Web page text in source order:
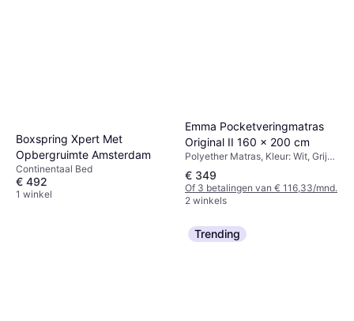
Boxspring Xpert Met
Opbergruimte Amsterdam
Continentaal Bed
€ 492
1 winkel
Emma Pocketveringmatras
Original II 160 x 200 cm
Polyether Matras, Kleur: Wit, Grijs,
Vulling: Geheugenschuim,
Materiaal: Polyester, Dikte Matras:
22 cm, Stevigheid: Zacht
€ 349
Of 3 betalingen van € 116,33/mnd.
2 winkels
Trending